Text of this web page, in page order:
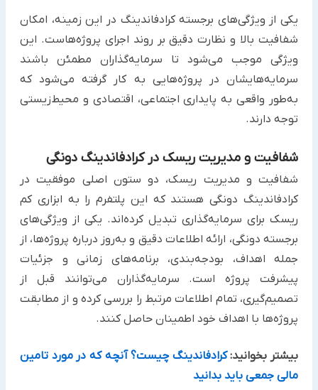
یکی از ویژگی‌های برجسته کرادفاندینگ در این زمینه، امکان
شفافیت بالا و نظارت دقیق بر روند اجرای پروژه‌هاست. این
ویژگی موجب می‌شود تا سرمایه‌گذاران مطمئن باشند
سرمایه‌هایشان در پروژه‌هایی به کار گرفته می‌شود که
به‌طور واقعی به پایداری اجتماعی، اقتصادی و محیط‌زیستی
توجه دارند.
شفافیت و مدیریت ریسک در کرادفاندینگ دونگی
شفافیت و مدیریت ریسک، دو ستون اصلی موفقیت در
کرادفاندینگ دونگی هستند که این پلتفرم را به ابزاری کم
ریسک برای سرمایه‌گذاری تبدیل کرده‌اند. یکی از ویژگی‌های
برجسته دونگی، ارائه اطلاعات دقیق و به‌روز درباره پروژه‌ها، از
جمله اهداف، بودجه‌بندی، برنامه‌های زمانی و جزئیات
پیشرفت پروژه است. سرمایه‌گذاران می‌توانند قبل از
تصمیم‌گیری، تمام اطلاعات مرتبط را بررسی کرده و از مطابقت
پروژه‌ها با اهداف خود اطمینان حاصل کنند.
بیشتر بخوانید:کرادفاندینگ چیست؟ آنچه که در مورد تامین
مالی جمعی باید بدانید